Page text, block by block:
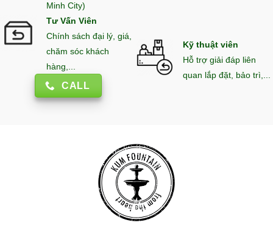
Minh City)
Tư Vấn Viên
Chính sách đại lý, giá,
chăm sóc khách
hàng,...
CALL
Kỹ thuật viên
Hỗ trợ giải đáp liên
quan lắp đặt, bảo trì,...